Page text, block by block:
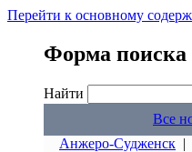
Перейти к основному
Форма поиска
Найти
Все
Анжеро-Судженск |